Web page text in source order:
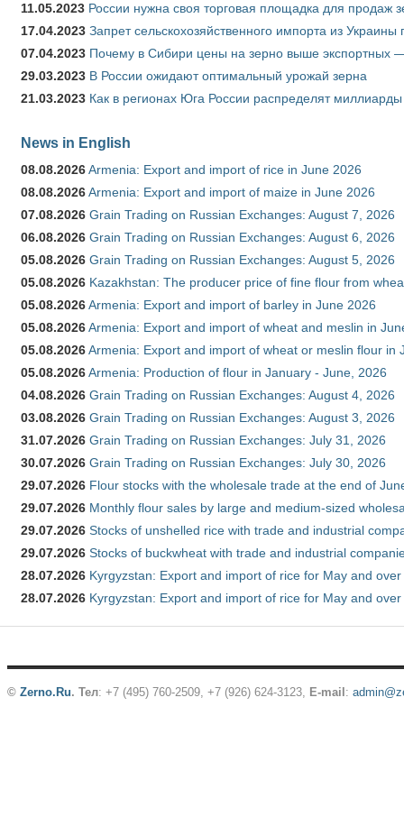
11.05.2023 России нужна своя торговая площадка для продаж
17.04.2023 Запрет сельскохозяйственного импорта из
07.04.2023 Почему в Сибири цены на зерно выше экспортных
29.03.2023 В России ожидают оптимальный урожай зерна
21.03.2023 Как в регионах Юга России распределят
News in English
08.08.2026Armenia: Export and import of rice in June 2026
08.08.2026Armenia: Export and import of maize in June 2026
07.08.2026 Grain Trading on Russian Exchanges: August 7, 2026
06.08.2026 Grain Trading on Russian Exchanges: August 6, 2026
05.08.2026 Grain Trading on Russian Exchanges: August 5, 2026
05.08.2026 Kazakhstan: The producer price of fine flour from
05.08.2026Armenia: Export and import of barley in June 2026
05.08.2026Armenia: Export and import of wheat and meslin in
05.08.2026Armenia: Export and import of wheat or meslin flour in
05.08.2026Armenia: Production of flour in January - June, 2026
04.08.2026 Grain Trading on Russian Exchanges: August 4, 2026
03.08.2026 Grain Trading on Russian Exchanges: August 3, 2026
31.07.2026 Grain Trading on Russian Exchanges: July 31, 2026
30.07.2026 Grain Trading on Russian Exchanges: July 30, 2026
29.07.2026 Flour stocks with the wholesale trade at the end of
29.07.2026 Monthly flour sales by large and medium-sized
29.07.2026 Stocks of unshelled rice with trade and industrial
29.07.2026 Stocks of buckwheat with trade and industrial
28.07.2026 Kyrgyzstan: Export and import of rice for May and
28.07.2026 Kyrgyzstan: Export and import of rice for May and
© Zerno.Ru. Тел: +7 (495) 760-2509, +7 (926) 624-3123, E-mail :